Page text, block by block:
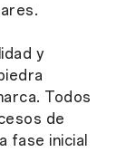
y
Todos
de
fase inicial